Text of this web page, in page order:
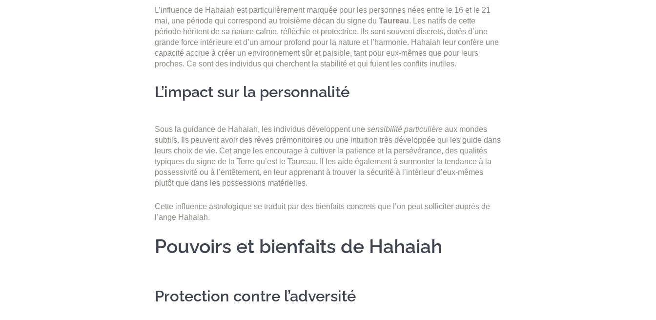
L’influence de Hahaiah est particulièrement marquée pour les personnes nées entre le 16 et le 21
mai, une période qui correspond au troisième décan du signe du Taureau. Les natifs de cette
période héritent de sa nature calme, réfléchie et protectrice. Ils sont souvent discrets, dotés d’une
grande force intérieure et d’un amour profond pour la nature et l’harmonie. Hahaiah leur confère une
capacité accrue à créer un environnement sûr et paisible, tant pour eux-mêmes que pour leurs
proches. Ce sont des individus qui cherchent la stabilité et qui fuient les conflits inutiles.
L’impact sur la personnalité
Sous la guidance de Hahaiah, les individus développent une sensibilité particulière aux mondes
subtils. Ils peuvent avoir des rêves prémonitoires ou une intuition très développée qui les guide dans
leurs choix de vie. Cet ange les encourage à cultiver la patience et la persévérance, des qualités
typiques du signe de la Terre qu’est le Taureau. Il les aide également à surmonter la tendance à la
possessivité ou à l’entêtement, en leur apprenant à trouver la sécurité à l’intérieur d’eux-mêmes
plutôt que dans les possessions matérielles.
Cette influence astrologique se traduit par des bienfaits concrets que l’on peut solliciter auprès de
l’ange Hahaiah.
Pouvoirs et bienfaits de Hahaiah
Protection contre l’adversité